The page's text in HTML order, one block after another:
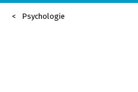
Psychologie